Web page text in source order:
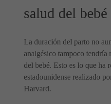
salud del bebé
La duración del parto no
analgésico tampoco tendría
del bebé. Esto es lo que ha
estadounidense realizado
Harvard.